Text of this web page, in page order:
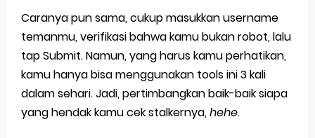
Caranya pun sama, cukup masukkan username
temanmu, verifikasi bahwa kamu bukan robot, lalu
tap Submit. Namun, yang harus kamu perhatikan,
kamu hanya bisa menggunakan tools ini 3 kali
dalam sehari. Jadi, pertimbangkan baik-baik siapa
yang hendak kamu cek stalkernya,hehe.